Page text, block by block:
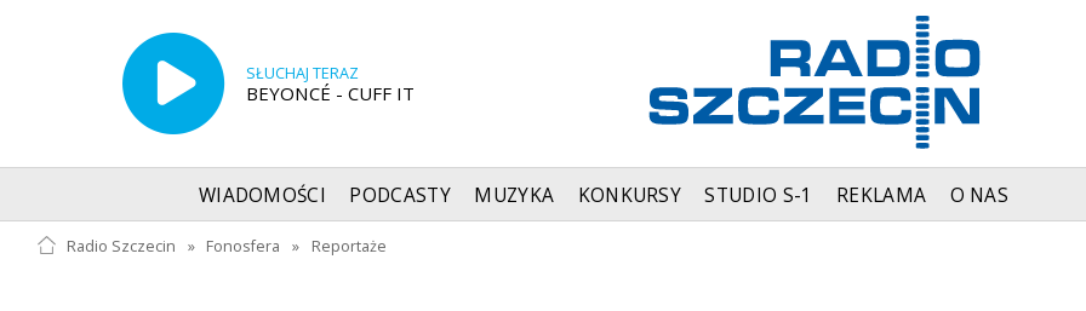
SŁUCHAJ TERAZ
BEYONCÉ - CUFF IT
WIADOMOŚCI PODCASTY MUZYKA KONKURSY STUDIO S-1 REKLAMA O NAS
Radio Szczecin » Fonosfera » Reportaże